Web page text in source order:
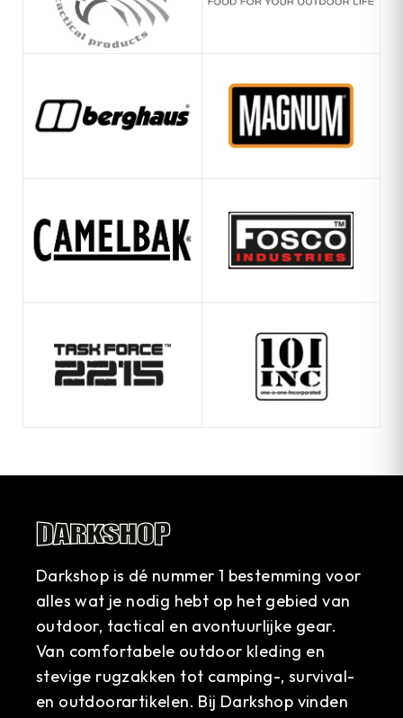
Darkshop is dé nummer 1 bestemming voor
alles wat je nodig hebt op het gebied van
outdoor, tactical en avontuurlijke gear.
Van comfortabele outdoor kleding en
stevige rugzakken tot camping-, survival-
en outdoorartikelen. Bij Darkshop vinden